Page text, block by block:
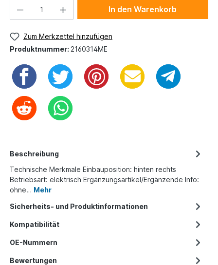
In den Warenkorb
Zum Merkzettel hinzufügen
Produktnummer: 2160314ME
Beschreibung
Technische Merkmale Einbauposition: hinten rechts
Betriebsart: elektrisch Ergänzungsartikel/Ergänzende Info:
ohne… Mehr
Sicherheits- und Produktinformationen
Kompatibilität
OE-Nummern
Bewertungen